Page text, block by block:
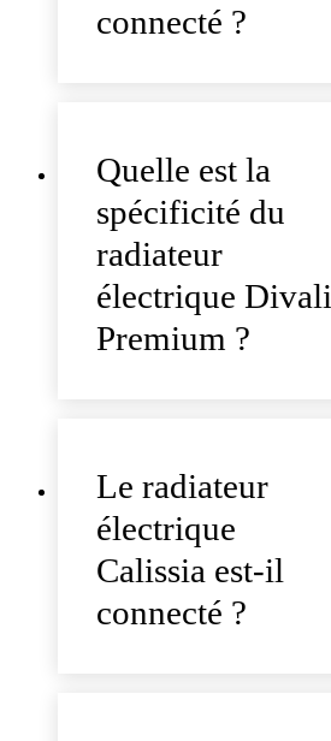
connecté ?
Quelle est la
spécificité du
radiateur
électrique Divali
Premium ?
Le radiateur
électrique
Calissia est-il
connecté ?